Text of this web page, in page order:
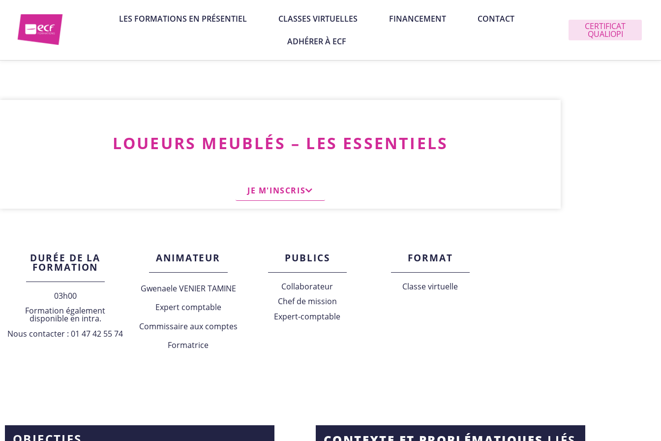
LES FORMATIONS EN PRÉSENTIEL CLASSES VIRTUELLES FINANCEMENT CONTACT
ADHÉRER À ECF
CERTIFICAT
QUALIOPI
LOUEURS MEUBLÉS – LES ESSENTIELS
JE M'INSCRIS
DURÉE DE LA
FORMATION
03h00
Formation également
disponible en intra.
Nous contacter : 01 47 42 55 74
ANIMATEUR
Gwenaele VENIER TAMINE
Expert comptable
Commissaire aux comptes
Formatrice
PUBLICS
Collaborateur
Chef de mission
Expert-comptable
FORMAT
Classe virtuelle